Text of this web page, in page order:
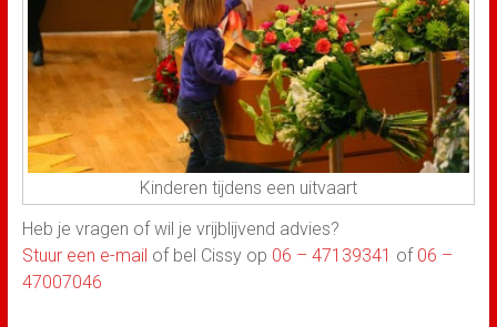
Kinderen tijdens een uitvaart
Heb je vragen of wil je vrijblijvend advies?
Stuur een e-mail of bel Cissy op 06 – 47139341 of 06 –
47007046